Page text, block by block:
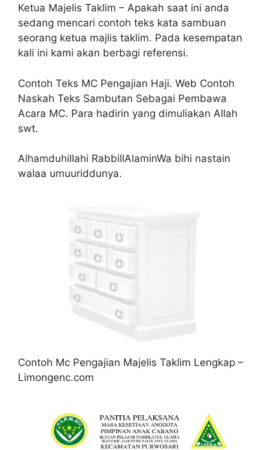
Ketua Majelis Taklim – Apakah saat ini anda
sedang mencari contoh teks kata sambuan
seorang ketua majlis taklim. Pada kesempatan
kali ini kami akan berbagi referensi.
Contoh Teks MC Pengajian Haji. Web Contoh
Naskah Teks Sambutan Sebagai Pembawa
Acara MC. Para hadirin yang dimuliakan Allah
swt.
Alhamduhillahi RabbillAlaminWa bihi nastain
walaa umuuriddunya.
Contoh Mc Pengajian Majelis Taklim Lengkap –
Limongenc.com